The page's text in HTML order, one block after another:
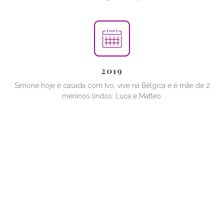
2019
Simone hoje é casada com Ivo, vive na Bélgica e é mãe de 2
meninos lindos: Luca e Matteo.